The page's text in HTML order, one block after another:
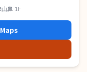
鼻 1F